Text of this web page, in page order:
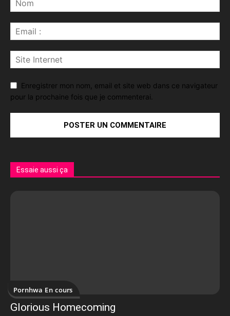
Enregistrer mon nom, email et site web dans ce navigateur
pour la prochaine fois que je commenterai.
Essaie aussi ça
Pornhwa En cours
Glorious Homecoming